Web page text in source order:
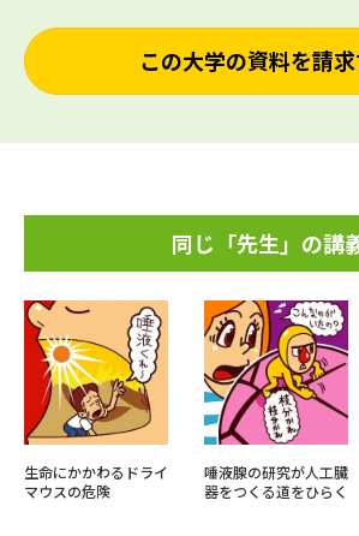
この大学の資料を請
同じ「先生」の講
生命にかかわるドライ
マウスの危険
唾液腺の研究が人工臓
器をつくる道をひらく